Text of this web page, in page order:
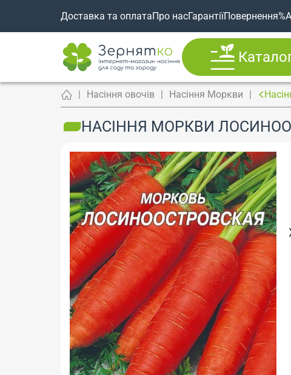
Доставка та оплатаПро насГарантіїПовернення
Насіння овочів Насіння Моркви
НАСІННЯ МОРКВИ